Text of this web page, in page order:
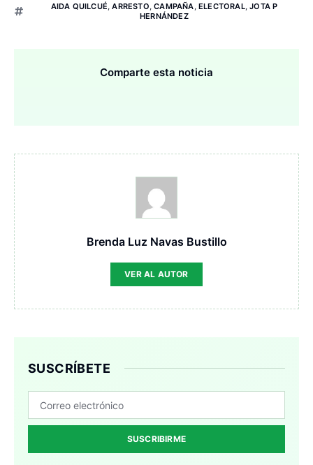
AIDA QUILCUÉ ,ARRESTO ,CAMPAÑA ELECTORAL,JOTA P
HERNÁNDEZ
Comparte esta noticia
Brenda Luz Navas Bustillo
VER AL AUTOR
SUSCRÍBETE
SUSCRIBIRME